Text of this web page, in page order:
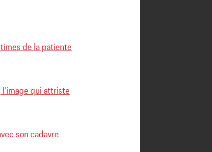
de la patiente
qui attriste
son cadavre